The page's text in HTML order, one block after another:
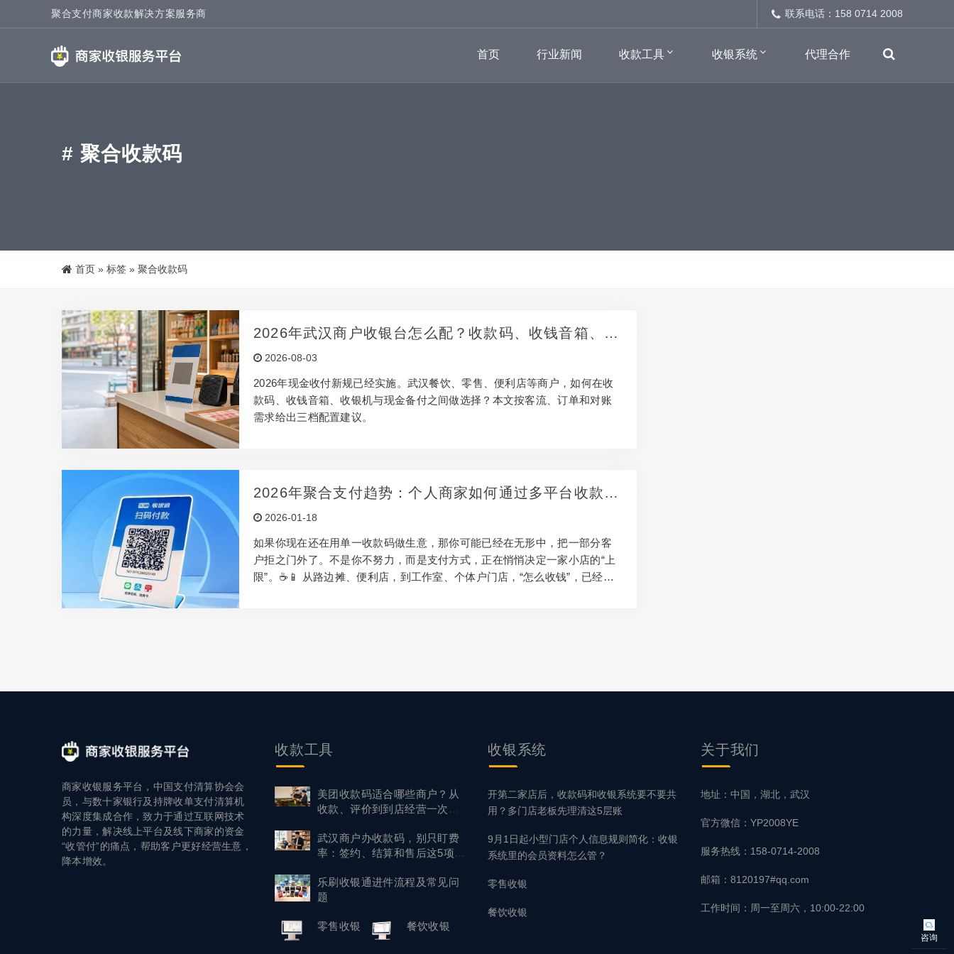
聚合支付商家收款解决方案服务商 联系电话：158 0714 2008
首页 行业新闻 收款工具 收银系统 代理合作
# 聚合收款码
首页 » 标签 » 聚合收款码
2026年武汉商户收银台怎么配？收款码、收钱音箱、现
金备付一次说清
2026-08-03
2026年现金收付新规已经实施。武汉餐饮、零售、便利店等商户，如何在收
款码、收钱音箱、收银机与现金备付之间做选择？本文按客流、订单和对账
需求给出三档配置建议。
2026年聚合支付趋势：个人商家如何通过多平台收款提
升营业额？
2026-01-18
如果你现在还在用单一收款码做生意，那你可能已经在无形中，把一部分客
户拒之门外了。不是你不努力，而是支付方式，正在悄悄决定一家小店的“上
限”。☕📱 从路边摊、便利店，到工作室、个体户门店，“怎么收钱”，已经不
商家收银服务平台，中国支付清算协会会
员，与数十家银行及持牌收单支付清算机
构深度集成合作，致力于通过互联网技术
的力量，解决线上平台及线下商家的资金
“收管付”的痛点，帮助客户更好经营生意，
降本增效。
收款工具
美团收款码适合哪些商户？从
收款、评价到到店经营一次讲
武汉商户办收款码，别只盯费
率：签约、结算和售后这5项先
乐刷收银通进件流程及常见问
题
零售收银 餐饮收银
收银系统
开第二家店后，收款码和收银系统要不要共
用？多门店老板先理清这5层账
9月1日起小型门店个人信息规则简化：收银
系统里的会员资料怎么管？
零售收银
餐饮收银
关于我们
地址：中国，湖北，武汉
官方微信：YP2008YE
服务热线：158-0714-2008
邮箱：8120197#qq.com
工作时间：周一至周六，10:00-22:00
咨询